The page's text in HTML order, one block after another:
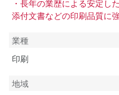
・長年の業歴による安定し
添付文書などの印刷品質に
業種
印刷
地域